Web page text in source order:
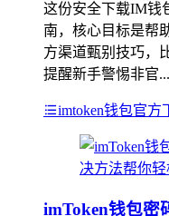
这份安全下载IM钱
南，核心目标是帮
方渠道甄别技巧，
提醒新手警惕非官...
imtoken钱包官方
imToken钱包密